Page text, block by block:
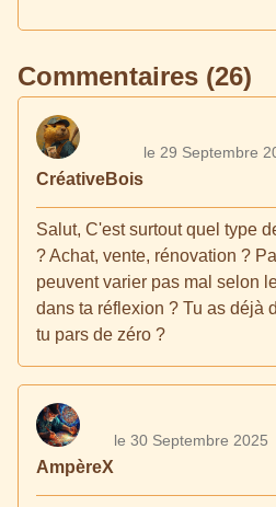
Commentaires (26)
CréativeBois
le 29 Septembre
Salut, C'est surtout quel type
? Achat, vente, rénovation ?
peuvent varier pas mal selon
dans ta réflexion ? Tu as déjà
tu pars de zéro ?
AmpèreX
le 30 Septembre 2025